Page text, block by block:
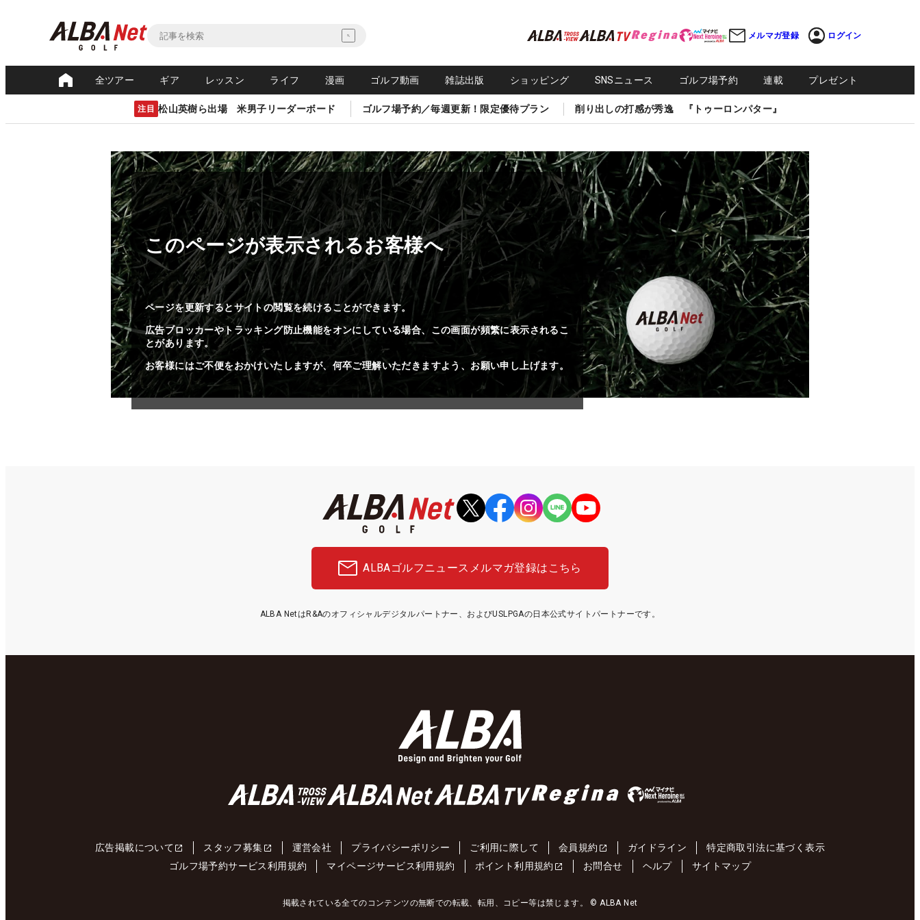
メルマガ登録 ログイン
全ツアー ギア レッスン ライフ 漫画 ゴルフ動画 雑誌出版 ショッピング SNSニュース ゴルフ場予約 連載 プレゼント
注目 松山英樹ら出場 米男子リーダーボード ゴルフ場予約／毎週更新！限定優待プラン 削り出しの打感が秀逸 『トゥーロンパター』
このページが表示されるお客様へ
ページを更新するとサイトの閲覧を続けることができます。
広告ブロッカーやトラッキング防止機能をオンにしている場合、この画面が頻繁に表示されるこ
とがあります。
お客様にはご不便をおかけいたしますが、何卒ご理解いただきますよう、お願い申し上げます。
ALBAゴルフニュース メルマガ登録はこちら
ALBA NetはR&Aのオフィシャルデジタルパートナー、およびUSLPGAの日本公式サイトパートナーです。
広告掲載について スタッフ募集 運営会社 プライバシーポリシー ご利用に際して 会員規約 ガイドライン
特定商取引法に基づく表示
ゴルフ場予約サービス利用規約
マイページサービス利用規約 ポイント利用規約 お問合せ ヘルプ サイトマップ
掲載されている全てのコンテンツの無断での転載、転用、コピー等は禁じます。 © ALBA Net